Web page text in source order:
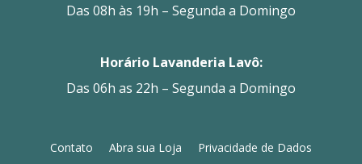
Das 08h às 19h – Segunda a Domingo
Horário Lavanderia Lavô:
Das 06h as 22h – Segunda a Domingo
Contato Abra sua Loja
Privacidade de Dados